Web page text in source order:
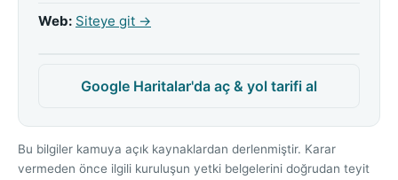
Web: Siteye git →
Google Haritalar'da aç & yol tarifi al
Bu bilgiler kamuya açık kaynaklardan derlenmiştir. Karar
vermeden önce ilgili kuruluşun yetki belgelerini doğrudan teyit